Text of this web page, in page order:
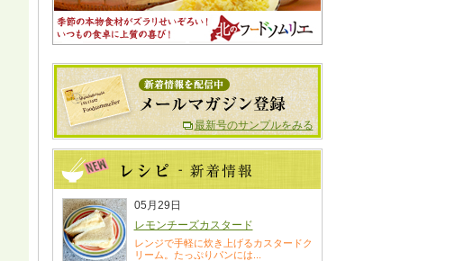
最新号のサンプルをみる
05月29日
レモンチーズカスタード
レンジで手軽に炊き上げるカスタードク
リーム。たっぷりパンには...